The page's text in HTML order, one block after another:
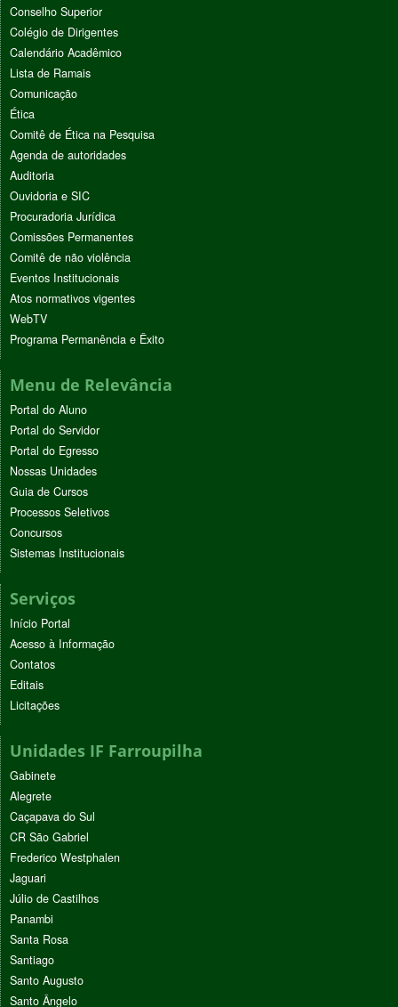
Conselho Superior
Colégio de Dirigentes
Calendário Acadêmico
Lista de Ramais
Comunicação
Ética
Comitê de Ética na Pesquisa
Agenda de autoridades
Auditoria
Ouvidoria e SIC
Procuradoria Jurídica
Comissões Permanentes
Comitê de não violência
Eventos Institucionais
Atos normativos vigentes
WebTV
Programa Permanência e Êxito
Menu de Relevância
Portal do Aluno
Portal do Servidor
Portal do Egresso
Nossas Unidades
Guia de Cursos
Processos Seletivos
Concursos
Sistemas Institucionais
Serviços
Início Portal
Acesso à Informação
Contatos
Editais
Licitações
Unidades IF Farroupilha
Gabinete
Alegrete
Caçapava do Sul
CR São Gabriel
Frederico Westphalen
Jaguari
Júlio de Castilhos
Panambi
Santa Rosa
Santiago
Santo Augusto
Santo Ângelo